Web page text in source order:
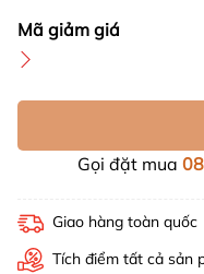
Mã giảm giá
Gọi đặt mua
Giao hàng toàn quốc
Tích điểm tất cả sản